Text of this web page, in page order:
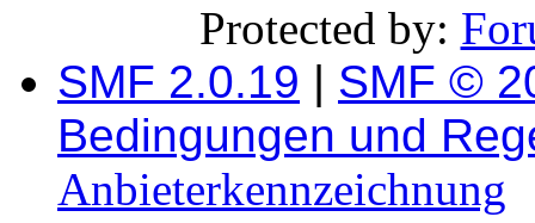
Protected by:
SMF 2.0.19 | SMF ©
Bedingungen und
Anbieterkennzeichnung